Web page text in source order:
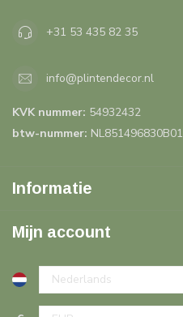
+31 53 435 82 35
info@plintendecor.nl
KVK nummer: 54932432
btw-nummer: NL851496830B01
Informatie
Mijn account